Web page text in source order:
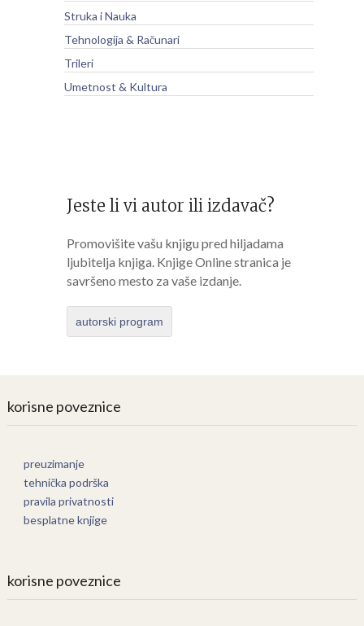
Struka i Nauka
Tehnologija & Računari
Trileri
Umetnost & Kultura
Jeste li vi autor ili izdavač?
Promovišite vašu knjigu pred hiljadama
ljubitelja knjiga. Knjige Online stranica je
savršeno mesto za vaše izdanje.
autorski program
korisne poveznice
preuzimanje
tehnička podrška
pravila privatnosti
besplatne knjige
korisne poveznice